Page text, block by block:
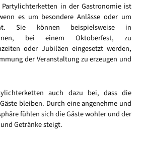
Partylichterketten in der Gastronomie ist
es um besondere Anlässe oder um
Sie können beispielsweise in
bei einem Oktoberfest, zu
oder Jubiläen eingesetzt werden,
der Veranstaltung zu erzeugen und
auch dazu bei, dass die
bleiben. Durch eine angenehme und
fühlen sich die Gäste wohler und der
Getränke steigt.